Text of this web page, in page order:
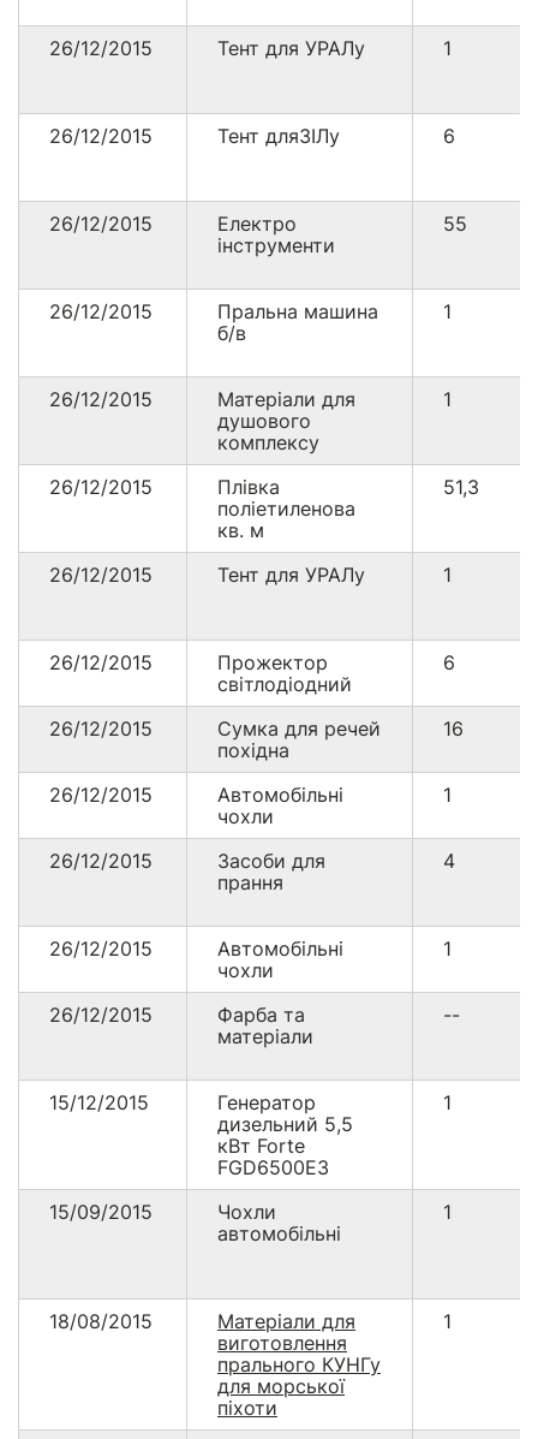
26/12/2015 Тент для УРАЛу 1
26/12/2015 Тент дляЗІЛу 6
26/12/2015
Електро
інструменти
55
26/12/2015
Пральна машина
б/в
1
26/12/2015
Матеріали для
душового
комплексу
1
26/12/2015
Плівка
поліетиленова
кв. м
51,3
26/12/2015 Тент для УРАЛу 1
26/12/2015
Прожектор
світлодіодний
6
26/12/2015
Сумка для речей
похідна
16
26/12/2015
Автомобільні
чохли
1
26/12/2015
Засоби для
прання
4
26/12/2015
Автомобільні
чохли
1
26/12/2015
Фарба та
матеріали
--
15/12/2015
Генератор
дизельний 5,5
кВт Forte
FGD6500E3
1
15/09/2015
Чохли
автомобільні
1
18/08/2015
Матеріали для
виготовлення
прального КУНГу
для морської
піхоти
1